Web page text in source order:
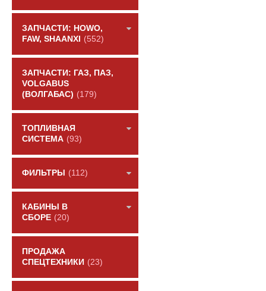
ЗАПЧАСТИ: HOWO,
FAW, SHAANXI
(552)
ЗАПЧАСТИ: ГАЗ, ПАЗ,
VOLGABUS
(ВОЛГАБАС) (179)
ТОПЛИВНАЯ
СИСТЕМА (93)
ФИЛЬТРЫ (112)
КАБИНЫ В
СБОРЕ (20)
ПРОДАЖА
СПЕЦТЕХНИКИ (23)